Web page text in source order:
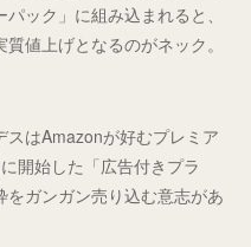
ック」に組み込まれると、
値上げとなるのがネック。
スはAmazonが好むプレミア
開始した「広告付きプラ
ガンガン売り込む意志があ